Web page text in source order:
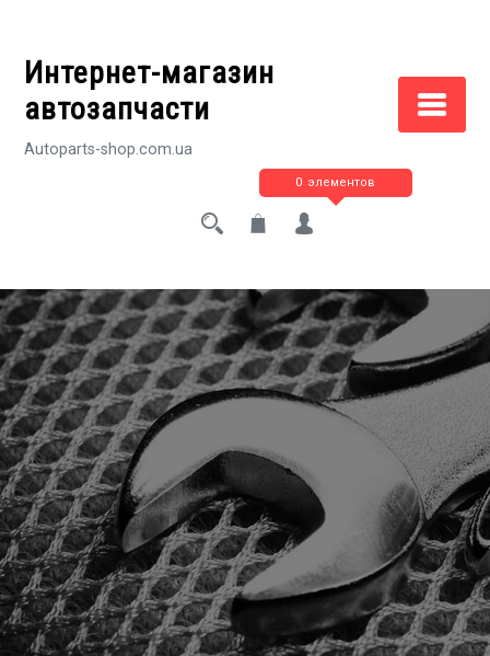
содержимому
Интернет-магазин
автозапчасти
Autoparts-shop.com.ua
0 элементов